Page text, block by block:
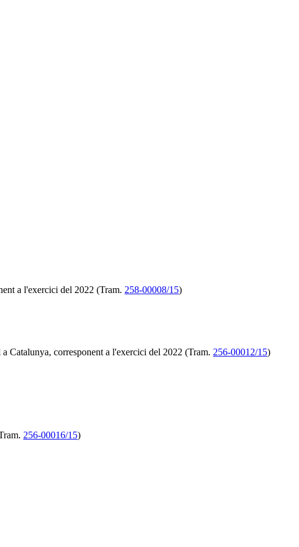
a l'exercici del 2022 (Tram. 258-00008/15)
Catalunya, corresponent a l'exercici del 2022 (Tram. 256-00012/15)
256-00016/15)